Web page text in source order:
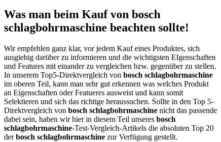
Was man beim Kauf von bosch
schlagbohrmaschine beachten sollte!
Wir empfehlen ganz klar, vor jedem Kauf eines Produktes, sich
ausgiebig darüber zu informieren und die wichtigsten EIgenschaften
und Features mit einander zu vergleichen bzw. gegenüber zu stellen.
In unserem Top5-Direktvergleich von bosch schlagbohrmaschine
im oberen Teil, kann man sehr gut erkennen was welches Produkt
an Eigenschaften oder Featueres ausweist und kann somit
Selektieren und sich das richtige heraussuchen. Sollte in den Top 5-
Direktvergleich von bosch schlagbohrmaschine nicht das passende
dabei sein, haben wir hier in diesem Teil unseres bosch
schlagbohrmaschine-Test-Vergleich-Artikels die absoluten Top 20
derbosch schlagbohrmaschine zur Verfügung gestellt.